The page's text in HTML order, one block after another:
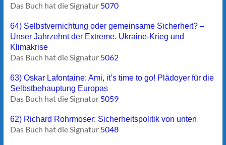
Das Buch hat die Signatur 5070
64) Selbstvernichtung oder gemeinsame Sicherheit? –
Unser Jahrzehnt der Extreme. Ukraine-Krieg und
Klimakrise
Das Buch hat die Signatur 5062
63) Oskar Lafontaine: Ami, it’s time to go! Plädoyer für die
Selbstbehauptung Europas
Das Buch hat die Signatur 5059
62) Richard Rohrmoser: Sicherheitspolitik von unten
Das Buch hat die Signatur 5048